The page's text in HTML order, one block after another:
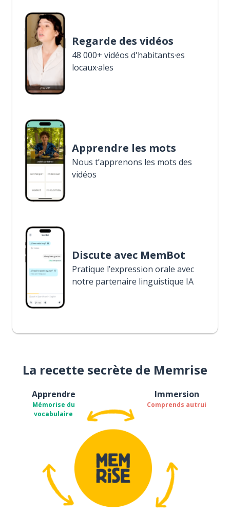
Regarde des vidéos
48 000+ vidéos d'habitants·es
locaux·ales
Apprendre les mots
Nous t’apprenons les mots des
vidéos
Discute avec MemBot
Pratique l’expression orale avec
notre partenaire linguistique IA
La recette secrète de Memrise
Apprendre
Mémorise du
vocabulaire
Immersion
Comprends autrui